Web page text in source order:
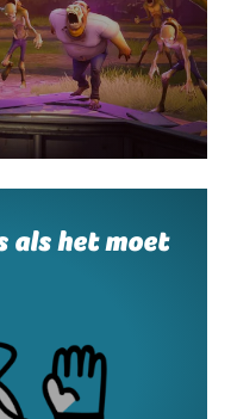
als het moet